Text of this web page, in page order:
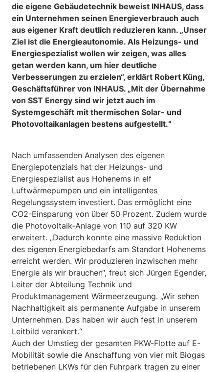
die eigene Gebäudetechnik beweist INHAUS, dass
ein Unternehmen seinen Energieverbrauch auch
aus eigener Kraft deutlich reduzieren kann. „Unser
Ziel ist die Energieautonomie. Als Heizungs- und
Energiespezialist wollen wir zeigen, was alles
getan werden kann, um hier deutliche
Verbesserungen zu erzielen“, erklärt Robert Küng,
Geschäftsführer von INHAUS. „Mit der Übernahme
von SST Energy sind wir jetzt auch im
Systemgeschäft mit thermischen Solar- und
Photovoltaikanlagen bestens aufgestellt.“
Nach umfassenden Analysen des eigenen
Energiepotenzials hat der Heizungs- und
Energiespezialist aus Hohenems in elf
Luftwärmepumpen und ein intelligentes
Regelungssystem investiert. Das ermöglicht eine
CO2-Einsparung von über 50 Prozent. Zudem wurde
die Photovoltaik-Anlage von 110 auf 320 KW
erweitert. „Dadurch konnte eine massive Reduktion
des eigenen Energiebedarfs am Standort Hohenems
erreicht werden. Wir produzieren inzwischen mehr
Energie als wir brauchen“, freut sich Jürgen Egender,
Leiter der Abteilung Technik und
Produktmanagement Wärmeerzeugung. „Wir sehen
Nachhaltigkeit als permanente Aufgabe in unserem
Unternehmen. Das haben wir auch fest in unserem
Leitbild verankert.“
Auch der Umstieg der gesamten PKW-Flotte auf E-
Mobilität sowie die Anschaffung von vier mit Biogas
betriebenen LKWs für den Fuhrpark tragen zu einer